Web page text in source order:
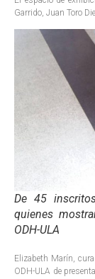
Garrido, Juan Toro
De 45
quienes
ODH-ULA
Elizabeth Marín,
ODH-ULA de